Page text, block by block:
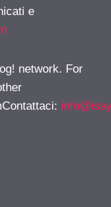
e
network. For
: